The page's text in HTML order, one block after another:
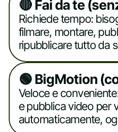
🔴 Fai da te
Richiede tempo:
filmare, montare,
ripubblicare tutto da
🟢 BigMotion
Veloce e
e pubblica video per
automaticamente,